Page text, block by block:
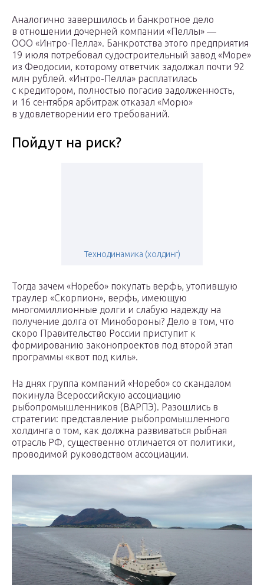
Аналогично завершилось и банкротное дело
в отношении дочерней компании «Пеллы» —
ООО «Интро-Пелла». Банкротства этого предприятия
19 июля потребовал судостроительный завод «Море»
из Феодосии, которому ответчик задолжал почти 92
млн рублей. «Интро-Пелла» расплатилась
с кредитором, полностью погасив задолженность,
и 16 сентября арбитраж отказал «Морю»
в удовлетворении его требований.
Пойдут на риск?
Технодинамика (холдинг)
Тогда зачем «Норебо» покупать верфь, утопившую
траулер «Скорпион», верфь, имеющую
многомиллионные долги и слабую надежду на
получение долга от Минобороны? Дело в том, что
скоро Правительство России приступит к
формированию законопроектов под второй этап
программы «квот под киль».
На днях группа компаний «Норебо» со скандалом
покинула Всероссийскую ассоциацию
рыбопромышленников (ВАРПЭ). Разошлись в
стратегии: представление рыбопромышленного
холдинга о том, как должна развиваться рыбная
отрасль РФ, существенно отличается от политики,
проводимой руководством ассоциации.